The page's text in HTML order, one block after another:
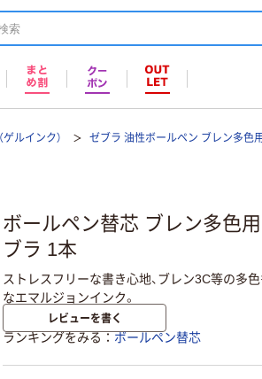
ルインク） ゼブラ 油性ボールペン ブレン多色
ボールペン替芯 ブレン多色
ブラ 1本
ストレスフリーな書き心地、ブレン3C等の多
なエマルジョンインク。
レビューを書く
ランキングをみる ボールペン替芯